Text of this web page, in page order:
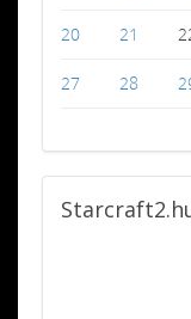
20 21
27 28